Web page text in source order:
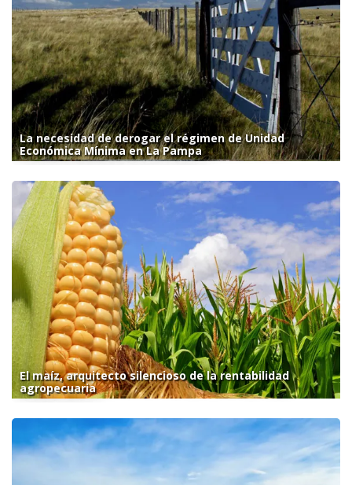
La necesidad de derogar el régimen de Unidad
Económica Mínima en La Pampa
El maíz, arquitecto silencioso de la rentabilidad
agropecuaria